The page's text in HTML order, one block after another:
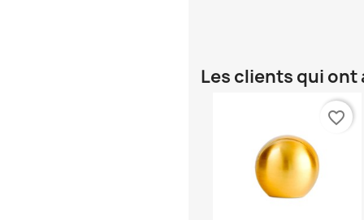
Les clients qui
favorite_border